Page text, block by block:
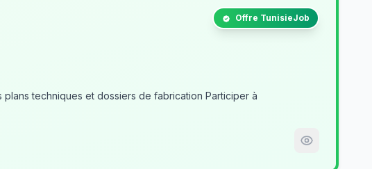
Offre TunisieJob
techniques et dossiers de fabrication Participer à